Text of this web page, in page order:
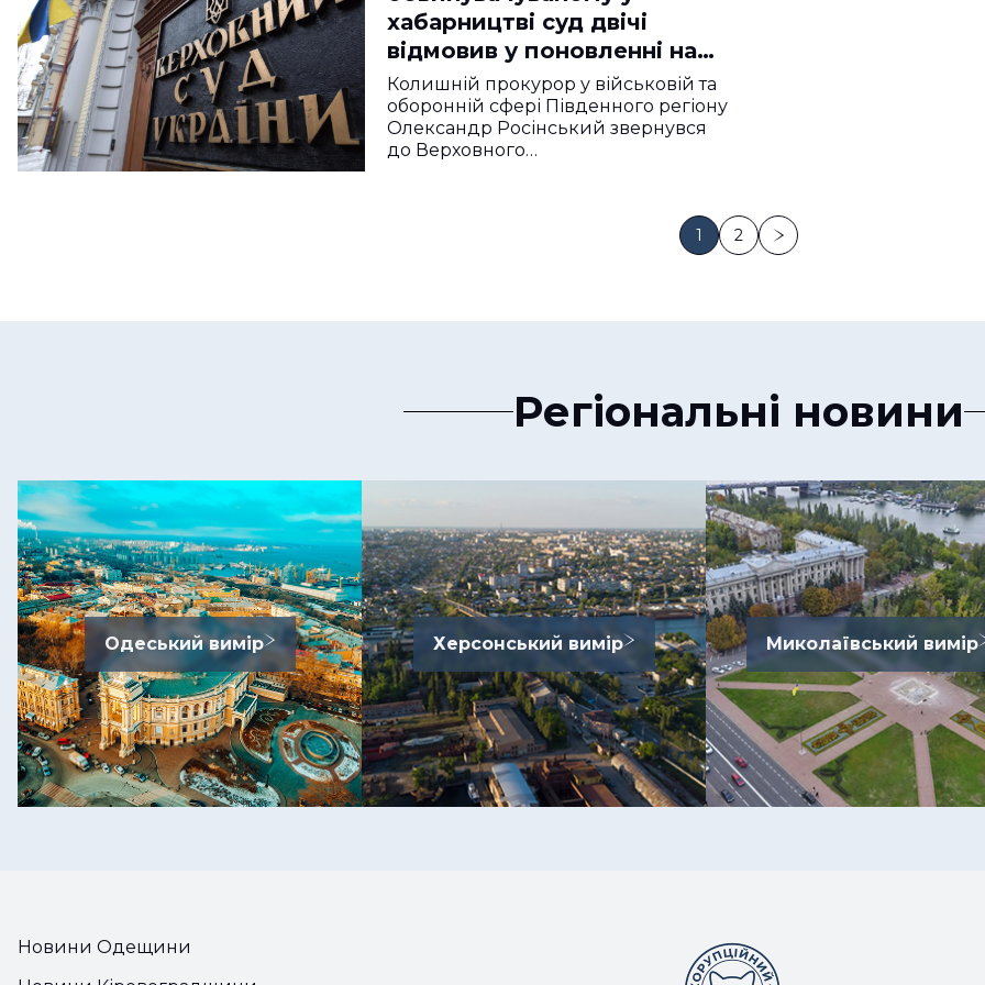
хабарництві суд двічі
відмовив у поновленні на
посаді
Колишній прокурор у військовій та
оборонній сфері Південного регіону
Олександр Росінський звернувся
до Верховного…
1 2
Регіональні новини
Одеський вимір Херсонський вимір Миколаївський вимір
Новини Одещини